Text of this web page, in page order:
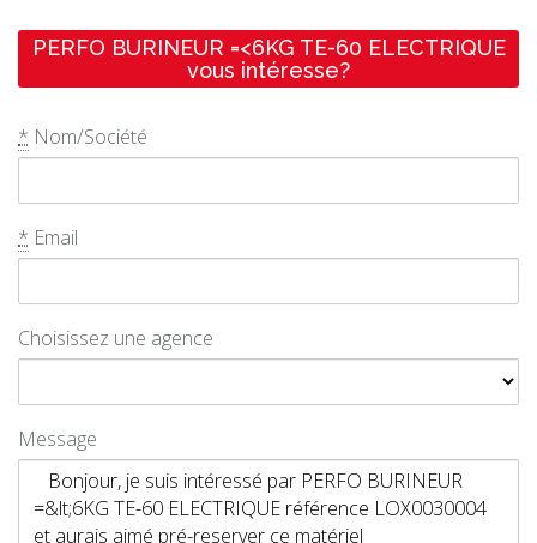
PERFO BURINEUR =<6KG TE-60 ELECTRIQUE
vous intéresse?
* Nom/Société
* Email
Choisissez une agence
Message